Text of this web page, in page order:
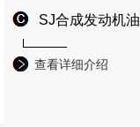
SJ合成发动机油
查看详细介绍